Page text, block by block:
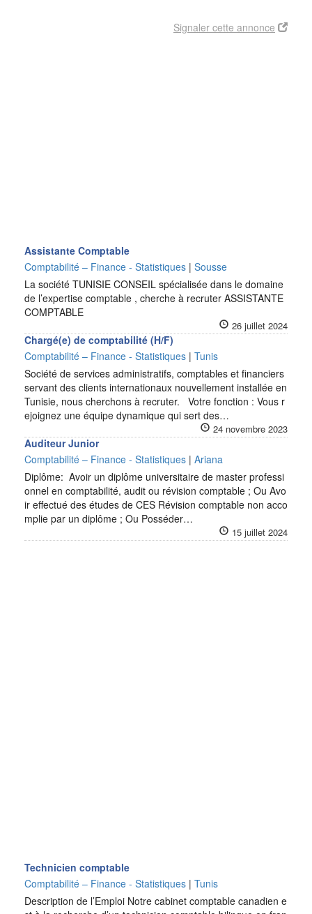
Signaler cette annonce
Assistante Comptable
Comptabilité – Finance - Statistiques | Sousse
La société TUNISIE CONSEIL spécialisée dans le domaine
de l’expertise comptable , cherche à recruter ASSISTANTE
COMPTABLE
26 juillet 2024
Chargé(e) de comptabilité (H/F)
Comptabilité – Finance - Statistiques | Tunis
Société de services administratifs, comptables et financiers
servant des clients internationaux nouvellement installée en
Tunisie, nous cherchons à recruter. Votre fonction : Vous r
ejoignez une équipe dynamique qui sert des…
24 novembre 2023
Auditeur Junior
Comptabilité – Finance - Statistiques | Ariana
Diplôme: Avoir un diplôme universitaire de master professi
onnel en comptabilité, audit ou révision comptable ; Ou Avo
ir effectué des études de CES Révision comptable non acco
mplie par un diplôme ; Ou Posséder…
15 juillet 2024
Technicien comptable
Comptabilité – Finance - Statistiques | Tunis
Description de l’Emploi Notre cabinet comptable canadien e